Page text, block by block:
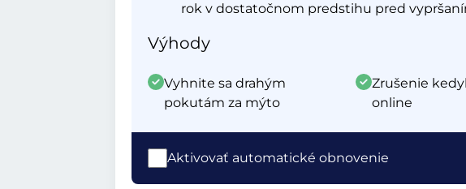
rok v dostatočnom predstihu pred
Výhody
Vyhnite sa drahým
pokutám za mýto
Zrušenie
online
Aktivovať automatické obnovenie